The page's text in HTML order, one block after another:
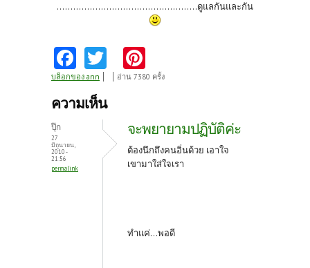
...................................................ดูแลกันและกัน
Fa
ce
b
k
w
itt
nt
es
t
บล็อกของ ann อ่าน 7380 ครั้ง
ความเห็น
ปุ๊ก
27
มิถุนายน,
2010 -
21:56
permalink
จะพยายามปฏิบัติค่ะ
ต้องนึกถึงคนอิ่นด้วย เอาใจ
เขามาใส่ใจเรา
ทำแค่...พอดี